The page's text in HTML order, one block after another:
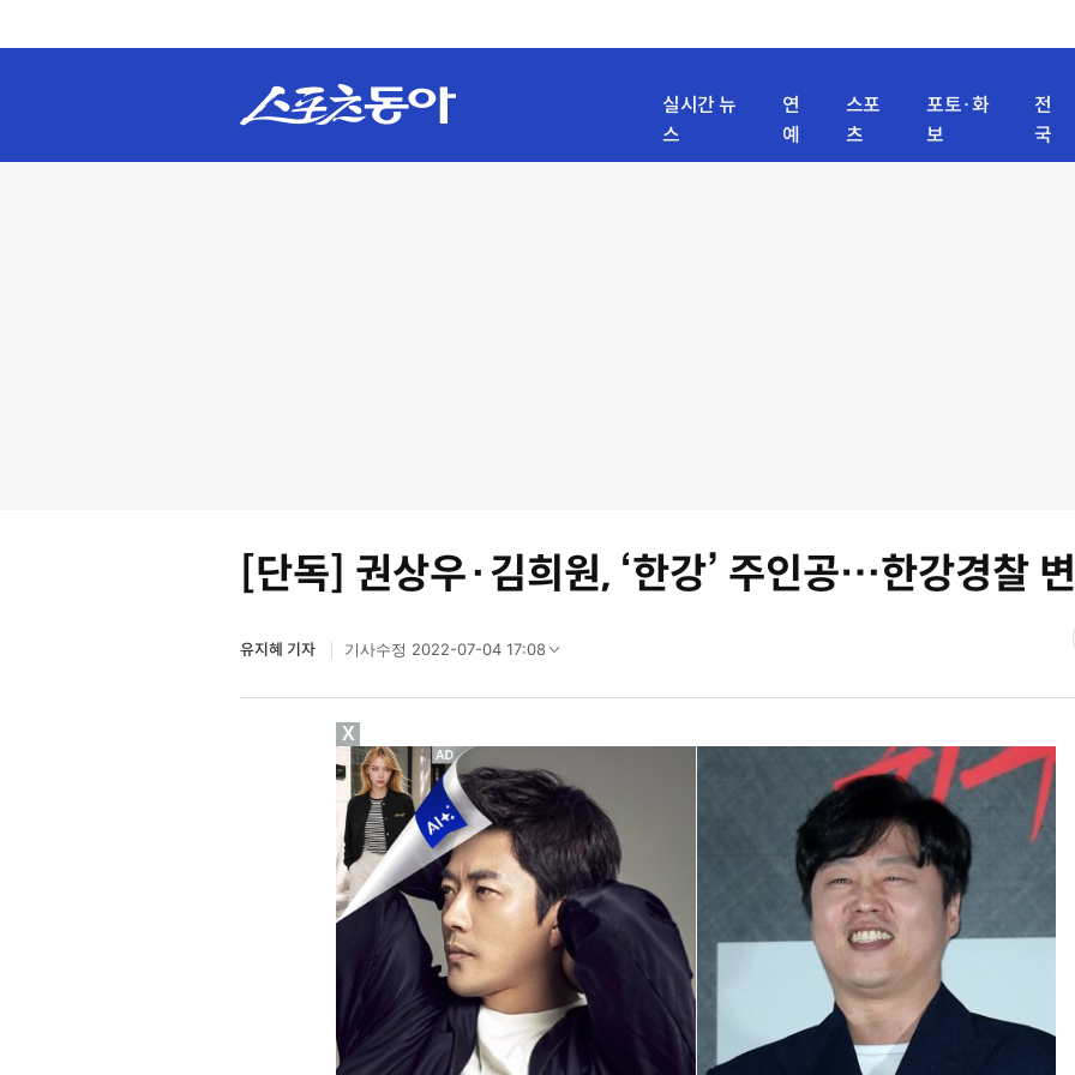
실시간 뉴
스
연
예
스포
츠
포토·화
보
전
국
[단독] 권상우·김희원, ‘한강’ 주인공…한강경찰
유지혜 기자 기사수정 2022-07-04 17:08
X